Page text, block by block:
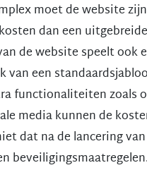
moet de website
dan een
de website speelt ook
van een
functionaliteiten zoals
media kunnen de
dat na de lancering
beveiligingsmaatregelen.